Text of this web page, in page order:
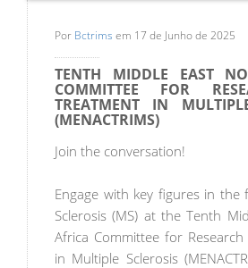
Por Bctrims em 17 de Junho de 2025
TENTH MIDDLE EAST
COMMITTEE FOR
TREATMENT IN
(MENACTRIMS)
Join the conversation!
Engage with key figures in the
Sclerosis (MS) at the Tenth
Africa Committee for
in Multiple Sclerosis